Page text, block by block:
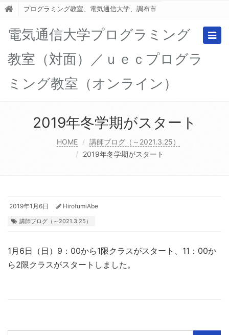
プログラミング教室、電気通信大学、調布市
電気通信大学プログラミング
教室（対面）／ｕｅｃプログラ
ミング教室（オンライン）
2019年冬学期がスタート
HOME
講師ブログ（～2021.3.25）
2019年冬学期がスタート
2019年1月6日 HirofumiAbe
講師ブログ（～2021.3.25）
1月6日（日）9：00から1限クラスがスタート、11：00か
ら2限クラスがスタートしました。